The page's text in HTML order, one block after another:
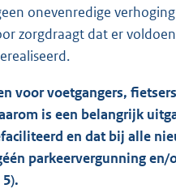
onevenredige
zorgdraagt dat er
voor voetgangers,
is een belangrijk
en dat bij alle
parkeervergunning